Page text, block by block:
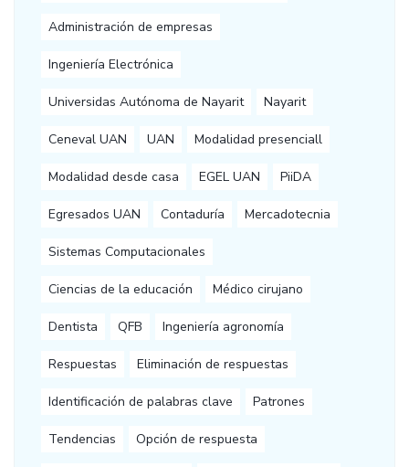
Administración de empresas
Ingeniería Electrónica
Universidas Autónoma de Nayarit Nayarit
Ceneval UAN UAN Modalidad presenciall
Modalidad desde casa EGEL UAN PiiDA
Egresados UAN Contaduría Mercadotecnia
Sistemas Computacionales
Ciencias de la educación Médico cirujano
Dentista QFB Ingeniería agronomía
Respuestas Eliminación de respuestas
Identificación de palabras clave Patrones
Tendencias Opción de respuesta